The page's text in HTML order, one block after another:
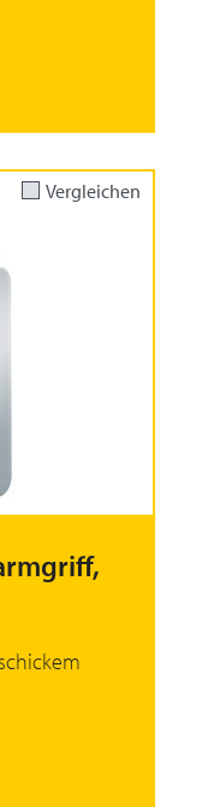
Vergleichen